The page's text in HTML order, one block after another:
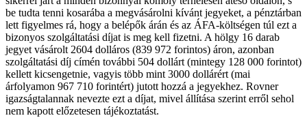
be tudta tenni kosarába a megvásárolni kívánt jegyeket, a pénztárban
lett figyelmes rá, hogy a belépők árán és az ÁFA-költségen túl ezt a
bizonyos szolgáltatási díjat is meg kell fizetni. A hölgy 16 darab
jegyet vásárolt 2604 dolláros (839 972 forintos) áron, azonban
szolgáltatási díj címén további 504 dollárt (mintegy 128 000 forintot)
kellett kicsengetnie, vagyis több mint 3000 dollárért (mai
árfolyamon 967 710 forintért) jutott hozzá a jegyekhez. Rovner
igazságtalannak nevezte ezt a díjat, mivel állítása szerint erről sehol
nem kapott előzetesen tájékoztatást.